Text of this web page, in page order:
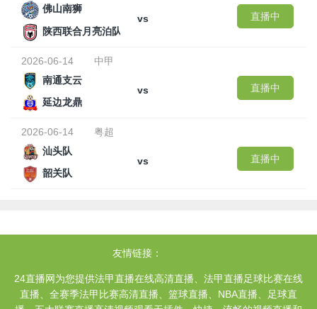
佛山南狮
vs
陕西联合月亮泊队
直播中
2026-06-14
中甲
南通支云
vs
延边龙鼎
直播中
2026-06-14
粤超
汕头队
vs
韶关队
直播中
友情链接：
24直播网为您提供法甲直播在线高清直播、法甲直播足球比赛在线
直播、全赛季法甲比赛高清直播、篮球直播、NBA直播、足球直